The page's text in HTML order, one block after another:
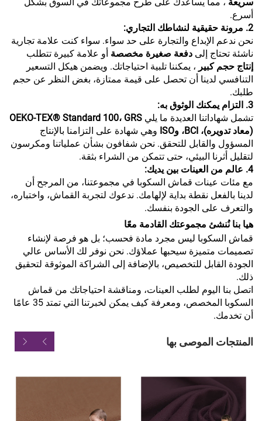
سريعة ، مما يساعدك على طرح مجموعاتك في السوق بشكل
أسرع.
2. مرونة حقيقية لنشاطك التجاري:
نحن ندعم الإبداع والتجارة على حد سواء. سواء كنت علامة تجارية
ناشئة تحتاج إلى دفعة صغيرة مخصصة أو علامة كبيرة تتطلب
إنتاج حجم كبير ، يمكننا تلبية احتياجاتك. ويضمن هيكل التسعير
التنافسي لدينا أن تحصل على قيمة ممتازة، بغض النظر عن حجم
طلبك.
3. التزام يمكنك الوثوق به:
تشمل شهاداتنا العديدة ما يلي OEKO-TEX® Standard 100، GRS
(معاد تدويره)، BCI، وISO
وهي شهادة على التزامنا بالإنتاج
المسؤول والقابل للتحقق. نحن شفافون بشأن عملياتنا ومكرسون
لتقليل أثرنا البيئي، حتى تتمكن من الشراء بثقة.
4. عالم من العينات بين يديك:
مع مئات عينات قماش السكوبا في مجموعتنا، من المرجح أن
لدينا بالفعل نقطة بداية لإلهامك. ندعوك لتجربة القماش، واختباره،
والتعرف على الجودة بنفسك.
هيا بنا نُنشئ مجموعتك القادمة معًا
قماش السكوبا ليس مجرد مادة فحسب؛ بل هو فرصة لإنشاء
تصميمات متميزة سيحبها عملاؤك. نحن نوفر لك الأساس عالي
الجودة القابل للتخصيص، بالإضافة إلى الشراكة الموثوقة لتحقيق
ذلك.
اتصل بنا اليوم لطلب العينات، ومناقشة احتياجاتك من قماش
السكوبا المخصص، ومعرفة كيف يمكن لخبرتنا التي تمتد 35 عامًا
أن تخدمك.
المنتجات الموصى بها